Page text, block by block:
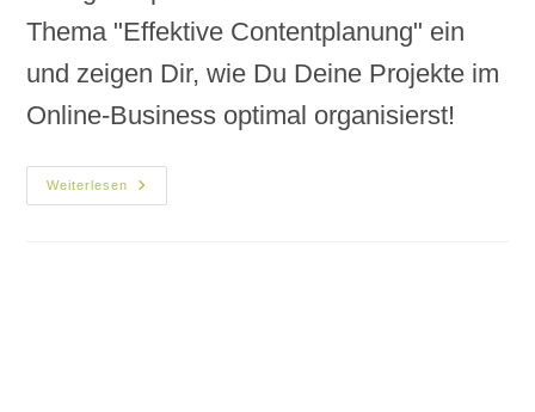
Thema "Effektive Contentplanung" ein
und zeigen Dir, wie Du Deine Projekte im
Online-Business optimal organisierst!
Weiterlesen